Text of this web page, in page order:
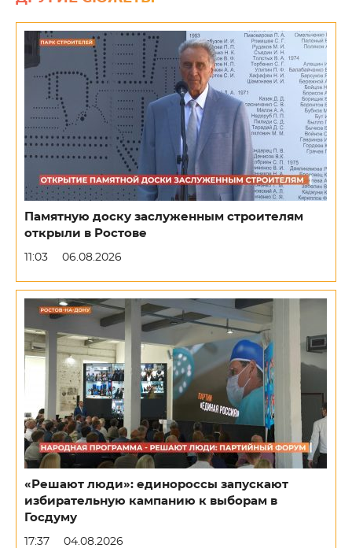
Памятную доску заслуженным строителям
открыли в Ростове
11:03 06.08.2026
«Решают люди»: единороссы запускают
избирательную кампанию к выборам в
Госдуму
17:37 04.08.2026